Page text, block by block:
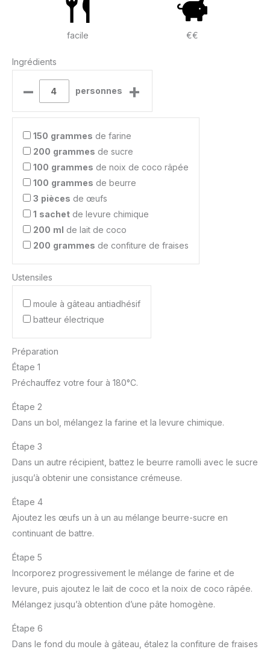
facile €€
Ingrédients
– personnes +
150 grammes de farine
200 grammes de sucre
100 grammes de noix de coco râpée
100 grammes de beurre
3 pièces de œufs
1 sachet de levure chimique
200 ml de lait de coco
200 grammes de confiture de fraises
Ustensiles
moule à gâteau antiadhésif
batteur électrique
Préparation
Étape 1
Préchauffez votre four à 180°C.
Étape 2
Dans un bol, mélangez la farine et la levure chimique.
Étape 3
Dans un autre récipient, battez le beurre ramolli avec le sucre
jusqu’à obtenir une consistance crémeuse.
Étape 4
Ajoutez les œufs un à un au mélange beurre-sucre en
continuant de battre.
Étape 5
Incorporez progressivement le mélange de farine et de
levure, puis ajoutez le lait de coco et la noix de coco râpée.
Mélangez jusqu’à obtention d’une pâte homogène.
Étape 6
Dans le fond du moule à gâteau, étalez la confiture de fraises